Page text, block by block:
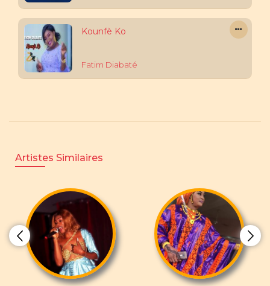
Kounfè Ko
Fatim Diabaté
Artistes Similaires